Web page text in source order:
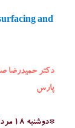
and
دکتر حمیدرضا
پارس
*دوشنبه 18 مرداد 1400، ساعت 1500 تا 16:30*